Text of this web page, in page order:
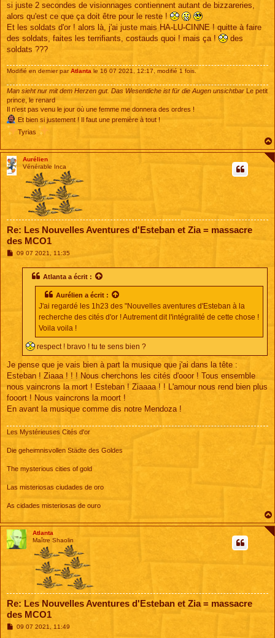
si juste 2 secondes de visionnages contiennent autant de bizzareries,
alors qu'est ce que ça doit être pour le reste !
Et les soldats d'or ! alors là, j'ai juste mais HA-LU-CINNE ! quitte à faire
des soldats, faites les terrifiants, costauds quoi ! mais ça !
des
soldats ???
Modifié en dernier parAtlanta le 16 07 2021, 12:17, modifié 1 fois.
Man sieht nur mit dem Herzen gut. Das Wesentliche ist für die Augen unsichtbar
Le petit
prince, le renard
Il n'est pas venu le jour où une femme me donnera des ordres !
Et bien si justement ! Il faut une première à tout !
Tyrias
Aurélien
Vénérable Inca
Re: Les Nouvelles Aventures d'Esteban et Zia = massacre
des MCO1
M09 07 2021, 11:35
Atlanta a écrit :
Aurélien a écrit :
J'ai regardé les 1h23 des "Nouvelles aventures d'Esteban à la
recherche des cités d'or ! Autrement dit l'intégralité de cette chose !
Voila voila !
respect ! bravo ! tu te sens bien ?
Je pense que je vais bien à part la musique que j'ai dans la tête :
Esteban ! Ziaaa ! ! ! Nous cherchons les cités d'ooor ! Tous ensemble
nous vaincrons la mort ! Esteban ! Ziaaaa ! ! L'amour nous rend bien plus
fooort ! Nous vaincrons la moort !
En avant la musique comme dis notre Mendoza !
Les Mystérieuses Cités d'or
Die geheimnisvollen Städte des Goldes
The mysterious cities of gold
Las misteriosas ciudades de oro
As cidades misteriosas de ouro
Atlanta
Maître Shaolin
Re: Les Nouvelles Aventures d'Esteban et Zia = massacre
des MCO1
M09 07 2021, 11:49